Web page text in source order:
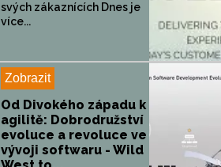
svých zákaznících Dnes je
více...
Zobrazit
Od Divokého západu k
agilitě: Dobrodružství
evoluce a revoluce ve
vývoji softwaru - Wild